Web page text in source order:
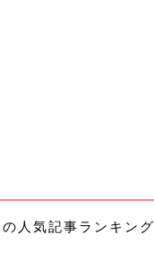
人気記事ランキング